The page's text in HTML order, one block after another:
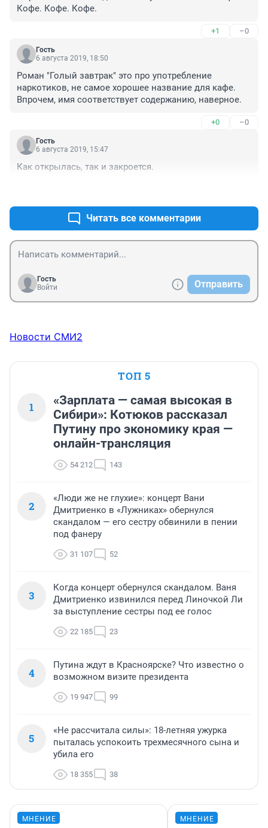
Кофе. Кофе. Кофе.
+1 –0
Гость
6 августа 2019, 18:50
Роман "Голый завтрак" это про употребление
наркотиков, не самое хорошее название для кафе.
Впрочем, имя соответствует содержанию, наверное.
+0 –0
Гость
6 августа 2019, 15:47
Как открылась, так и закроется.
Читать все комментарии
Гость
Войти
Отправить
Новости СМИ2
ТОП 5
1
«Зарплата — самая высокая в
Сибири»: Котюков рассказал
Путину про экономику края —
онлайн-трансляция
54 212 143
2
«Люди же не глухие»: концерт Вани
Дмитриенко в «Лужниках» обернулся
скандалом — его сестру обвинили в пении
под фанеру
31 107 52
3
Когда концерт обернулся скандалом. Ваня
Дмитриенко извинился перед Линочкой Ли
за выступление сестры под ее голос
22 185 23
4
Путина ждут в Красноярске? Что известно о
возможном визите президента
19 947 99
5
«Не рассчитала силы»: 18-летняя ужурка
пыталась успокоить трехмесячного сына и
убила его
18 355 38
МНЕНИЕ МНЕНИЕ